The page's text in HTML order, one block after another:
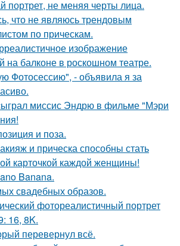
портрет, не меняя черты лица.
что не являюсь трендовым
по прическам.
изображение
балконе в роскошном театре.
Фотосессию", - объявила я за
миссис Эндрю в фильме "Мэри
и поза.
и прическа способны стать
карточкой каждой женщины!
Banana.
свадебных образов.
фотореалистичный портрет
16, 8K.
перевернул всё.